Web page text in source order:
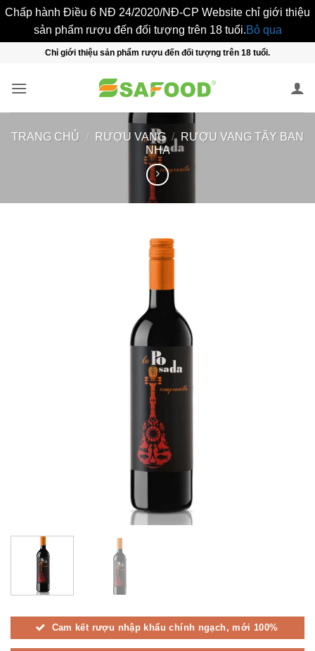
Chấp hành Điều 6 NĐ 24/2020/NĐ-CP Website chỉ giới thiệu
sản phẩm rượu đến đối tượng trên 18 tuổi.Bỏ qua
nội
Chỉ giới thiệu sản phẩm rượu đến đối tượng trên 18 tuổi.
TRANG CHỦ / RƯỢU VANG /
RƯỢU VANG TÂY BAN
NHA
Cam kết rượu nhập khẩu chính ngạch, mới 100%